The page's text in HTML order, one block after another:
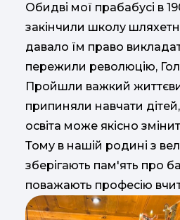
Обидві мої прабабусі в
закінчили школу
давало їм право
пережили революцію,
Пройшли важкий
припиняли навчати
освіта може якісно
Тому в нашій родині з
зберігають пам'ять про
поважають професію